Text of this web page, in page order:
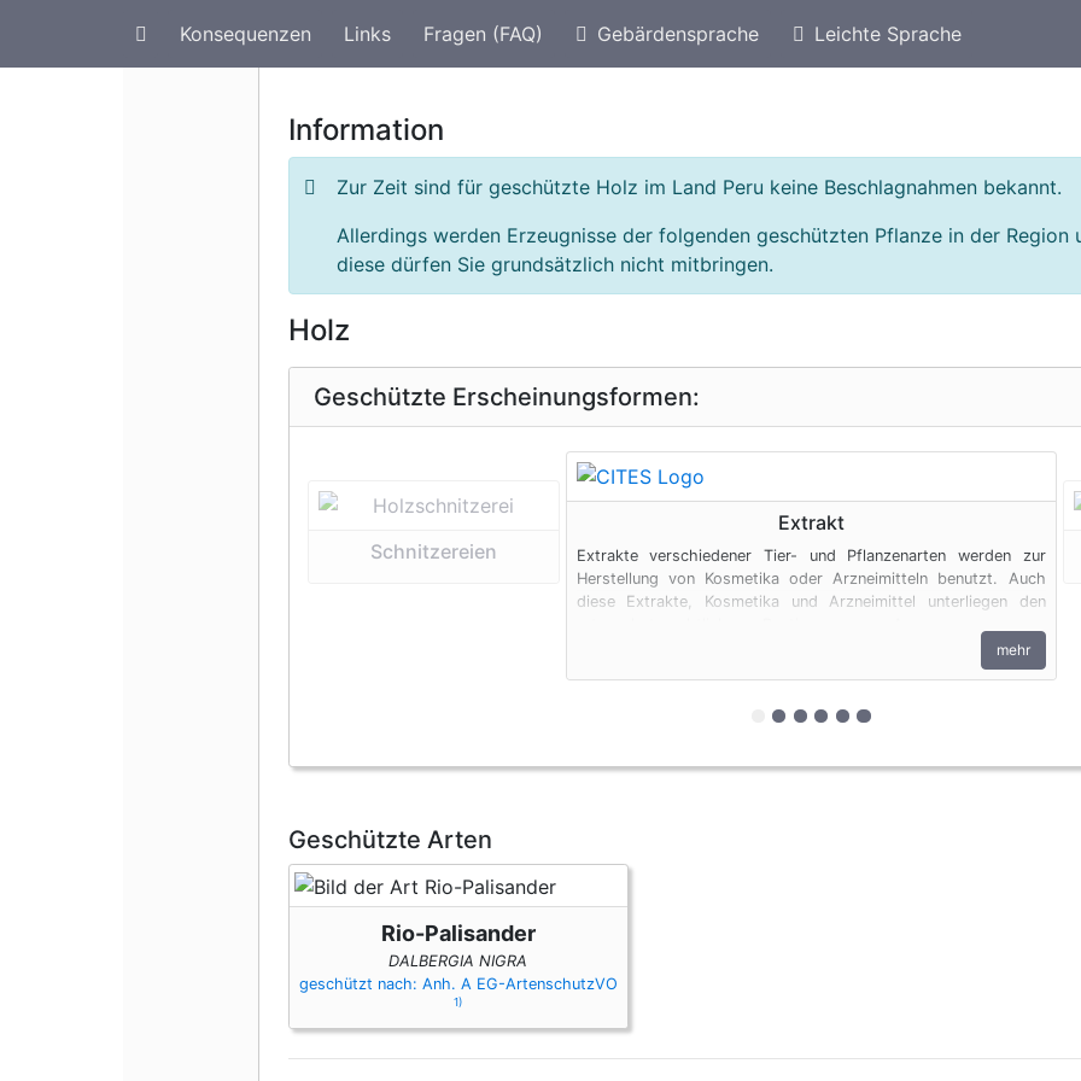
Konsequenzen Links Fragen (FAQ) Gebärdensprache Leichte Sprache
Information
Zur Zeit sind für geschützte Holz im Land Peru keine Beschlagnahmen bekannt.
Allerdings werden Erzeugnisse der folgenden geschützten Pflanze in der Region
diese dürfen Sie grundsätzlich nicht mitbringen.
Holz
Geschützte Erscheinungsformen:
Vorherige geschützte Erscheinungsform
Schnitzereien
Extrakt
Extrakte verschiedener Tier- und Pflanzenarten werden zur
Herstellung von Kosmetika oder Arzneimitteln benutzt. Auch
diese Extrakte, Kosmetika und Arzneimittel unterliegen den
mehr
zur 1. geschützten
zur 2. geschützten
zur 3. geschützten
zur 4. geschützten
zur 5. geschützten
zur 6. geschützten
Geschützte Arten
Rio-Palisander
DALBERGIA NIGRA
geschützt nach: Anh. A EG-ArtenschutzVO
1)